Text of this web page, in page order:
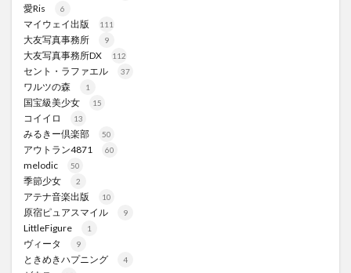
愛Ris 6
マイウェイ出版 111
大友写真事務所 9
大友写真事務所DX 112
セント・ラファエル 37
ワルツの森 1
国宝級美少女 15
コイイロ 13
みるきー倶楽部 50
アウトラン4871 60
melodic 50
季節少女 2
アテナ音楽出版 10
原宿ピュアスマイル 9
LittleFigure 1
ヴィータ 9
ときめきハプニング 4